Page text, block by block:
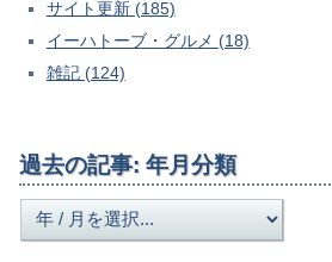
サイト更新 (185)
イーハトーブ・グルメ (18)
雑記 (124)
過去の記事: 年月分類